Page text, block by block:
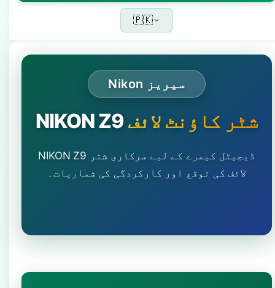
🇵🇰
Nikon سیریز
NIKON Z9شٹر کاؤنٹ لائف
NIKON Z9 ڈیجیٹل کیمرے کے لیے سرکاری شٹر
لائف کی توقع اور کارکردگی کی شماریات۔